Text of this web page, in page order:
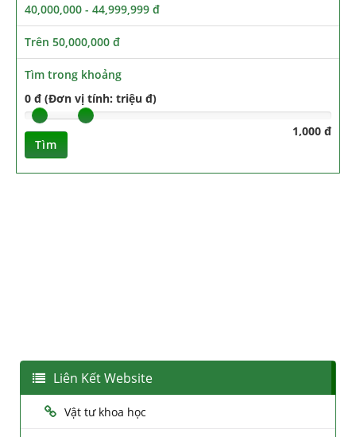
40,000,000 - 44,999,999 đ
Trên 50,000,000 đ
Tìm trong khoảng
0 đ (Đơn vị tính: triệu đ)
1,000 đ
Tìm
Liên Kết Website
Vật tư khoa học